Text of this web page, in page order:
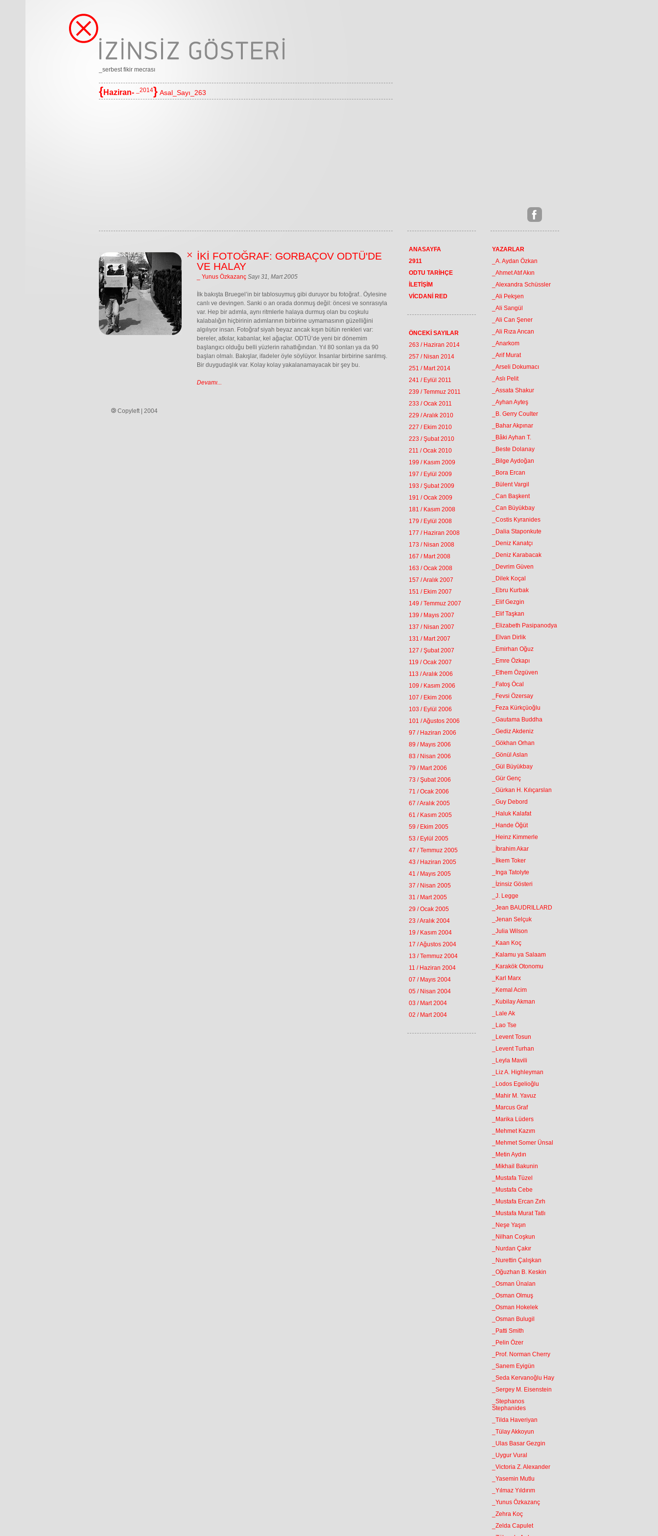
_serbest fikir mecrası
{Haziran- _2014} Asal_Sayı_263
İKİ FOTOĞRAF: GORBAÇOV ODTÜ'DE
VE HALAY
_ Yunus Özkazanç Sayı 31, Mart 2005
İlk bakışta Bruegel’in bir tablosuymuş gibi duruyor bu fotoğraf.. Öylesine
canlı ve devingen. Sanki o an orada donmuş değil: öncesi ve sonrasıyla
var. Hep bir adımla, aynı ritmlerle halaya durmuş olan bu coşkulu
kalabalığın hiçbirinin adımlarının birbirine uymamasının güzelliğini
algılıyor insan. Fotoğraf siyah beyaz ancak kışın bütün renkleri var:
bereler, atkılar, kabanlar, kel ağaçlar. ODTÜ’de yeni bir dönemim
başlangıcı olduğu belli yüzlerin rahatlığından. Yıl 80 sonları ya da 90
başları olmalı. Bakışlar, ifadeler öyle söylüyor. İnsanlar birbirine sarılmış.
Bir duygudaşlık var. Kolay kolay yakalanamayacak bir şey bu.
Devamı...
Copyleft | 2004
ANASAYFA
2911
ODTU TARİHÇE
İLETİŞİM
VİCDANİ RED
ÖNCEKİ SAYILAR
263 / Haziran 2014
257 / Nisan 2014
251 / Mart 2014
241 / Eylül 2011
239 / Temmuz 2011
233 / Ocak 2011
229 / Aralık 2010
227 / Ekim 2010
223 / Şubat 2010
211 / Ocak 2010
199 / Kasım 2009
197 / Eylül 2009
193 / Şubat 2009
191 / Ocak 2009
181 / Kasım 2008
179 / Eylül 2008
177 / Haziran 2008
173 / Nisan 2008
167 / Mart 2008
163 / Ocak 2008
157 / Aralık 2007
151 / Ekim 2007
149 / Temmuz 2007
139 / Mayıs 2007
137 / Nisan 2007
131 / Mart 2007
127 / Şubat 2007
119 / Ocak 2007
113 / Aralık 2006
109 / Kasım 2006
107 / Ekim 2006
103 / Eylül 2006
101 / Ağustos 2006
97 / Haziran 2006
89 / Mayıs 2006
83 / Nisan 2006
79 / Mart 2006
73 / Şubat 2006
71 / Ocak 2006
67 / Aralık 2005
61 / Kasım 2005
59 / Ekim 2005
53 / Eylül 2005
47 / Temmuz 2005
43 / Haziran 2005
41 / Mayıs 2005
37 / Nisan 2005
31 / Mart 2005
29 / Ocak 2005
23 / Aralık 2004
19 / Kasım 2004
17 / Ağustos 2004
13 / Temmuz 2004
11 / Haziran 2004
07 / Mayıs 2004
05 / Nisan 2004
03 / Mart 2004
02 / Mart 2004
YAZARLAR
_A. Aydan Özkan
_Ahmet Atıf Akın
_Alexandra Schüssler
_Ali Pekşen
_Ali Sarıgül
_Ali Can Şener
_Ali Rıza Arıcan
_Anarkom
_Arif Murat
_Arseli Dokumacı
_Aslı Pelit
_Assata Shakur
_Ayhan Ayteş
_B. Gerry Coulter
_Bahar Akpınar
_Bâki Ayhan T.
_Beste Dolanay
_Bilge Aydoğan
_Bora Ercan
_Bülent Vargil
_Can Başkent
_Can Büyükbay
_Costis Kyranides
_Dalia Staponkute
_Deniz Kanatçı
_Deniz Karabacak
_Devrim Güven
_Dilek Koçal
_Ebru Kurbak
_Elif Gezgin
_Elif Taşkan
_Elizabeth Pasipanodya
_Elvan Dirlik
_Emirhan Oğuz
_Emre Özkapı
_Ethem Özgüven
_Fatoş Öcal
_Fevsi Özersay
_Feza Kürkçüoğlu
_Gautama Buddha
_Gediz Akdeniz
_Gökhan Orhan
_Gönül Aslan
_Gül Büyükbay
_Gür Genç
_Gürkan H. Kılıçarslan
_Guy Debord
_Haluk Kalafat
_Hande Öğüt
_Heinz Kimmerle
_İbrahim Akar
_İlkem Toker
_Inga Tatolyte
_İzinsiz Gösteri
_J. Legge
_Jean BAUDRILLARD
_Jenan Selçuk
_Julia Wilson
_Kaan Koç
_Kalamu ya Salaam
_Karakök Otonomu
_Karl Marx
_Kemal Acim
_Kubilay Akman
_Lale Ak
_Lao Tse
_Levent Tosun
_Levent Turhan
_Leyla Mavili
_Liz A. Highleyman
_Lodos Egelioğlu
_Mahir M. Yavuz
_Marcus Graf
_Marika Lüders
_Mehmet Kazım
_Mehmet Somer Ünsal
_Metin Aydın
_Mikhail Bakunin
_Mustafa Tüzel
_Mustafa Cebe
_Mustafa Ercan Zırh
_Mustafa Murat Tatlı
_Neşe Yaşın
_Nilhan Coşkun
_Nurdan Çakır
_Nurettin Çalışkan
_Oğuzhan B. Keskin
_Osman Ünalan
_Osman Olmuş
_Osman Hokelek
_Osman Bulugil
_Patti Smith
_Pelin Özer
_Prof. Norman Cherry
_Sanem Eyigün
_Seda Kervanoğlu Hay
_Sergey M. Eisenstein
_Stephanos
Stephanides
_Tilda Haveriyan
_Tülay Akkoyun
_Ulas Basar Gezgin
_Uygur Vural
_Victoria Z. Alexander
_Yasemin Mutlu
_Yılmaz Yıldırım
_Yunus Özkazanç
_Zehra Koç
_Zelda Capulet